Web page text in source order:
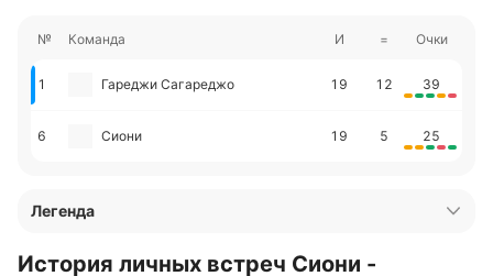
№ Команда И = Очки
1 Гареджи Сагареджо 19 12 39
6 Сиони 19 5 25
Легенда
История личных встреч Сиони -